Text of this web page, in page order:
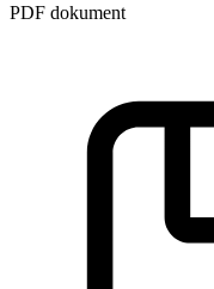
PDF dokument